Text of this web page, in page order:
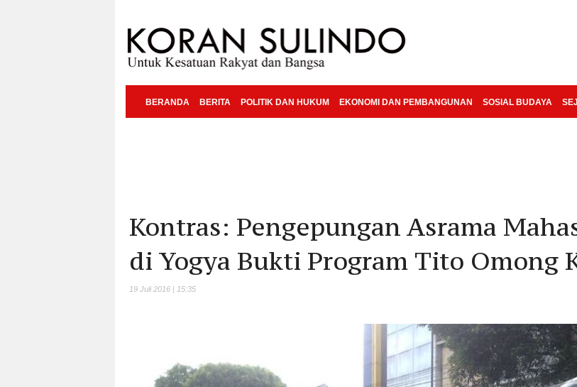
BERANDA BERITA POLITIK DAN HUKUM EKONOMI DAN PEMBANGUNAN SOSIAL BUDAYA
Kontras: Pengepungan Asrama
di Yogya Bukti Program Tito Omong
19 Juli 2016 | 15:35